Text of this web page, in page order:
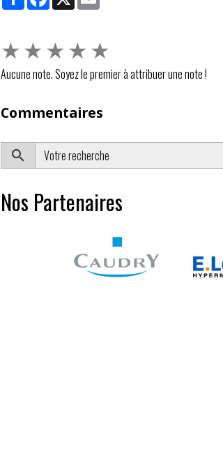
★★★★★
Aucune note. Soyez le premier à attribuer une note !
Commentaires
Nos Partenaires